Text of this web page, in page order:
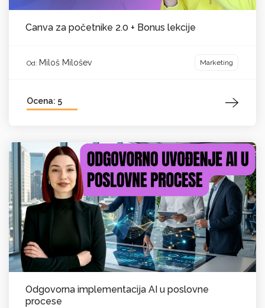
Canva za početnike 2.0 + Bonus lekcije
Od: Miloš Milošev Marketing
Ocena: 5
Odgovorna implementacija AI u poslovne
procese